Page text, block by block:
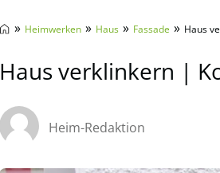
» Heimwerken » Haus » Fassade » Haus
Haus verklinkern |
Heim-Redaktion